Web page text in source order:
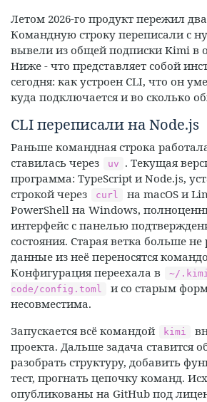
Летом 2026-го продукт пережил
Командную строку переписали с
вывели из общей подписки Kimi в
Ниже - что представляет собой
сегодня: как устроен CLI, что он
куда подключается и во сколько
CLI переписали на Node.js
Раньше командная строка
ставилась через
uv
. Текущая
программа: TypeScript и Node.js,
строкой через
curl
на macOS и
PowerShell на Windows,
интерфейс с панелью
состояния. Старая ветка больше не
данные из неё переносятся
Конфигурация переехала в
~/
code/config.toml
и со старым
несовместима.
Запускается всё командой
kimi
проекта. Дальше задача ставится
разобрать структуру, добавить
тест, прогнать цепочку команд.
опубликованы на GitHub под